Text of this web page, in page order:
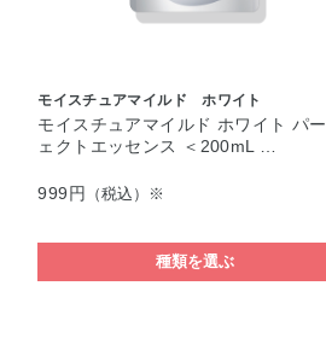
モイスチュアマイルド ホワイト
モイスチュアマイルド ホワイト パ
ェクトエッセンス ＜200mL …
999円 （税込）※
種類を選ぶ